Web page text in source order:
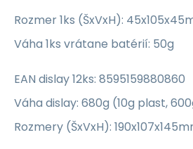
Rozmer 1ks (ŠxVxH):
Váha 1ks vrátane batérií: 50g
EAN dislay 12ks: 8595159880860
Váha dislay: 680g (10g plast,
Rozmery (ŠxVxH):